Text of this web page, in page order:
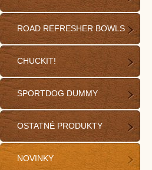
ROAD REFRESHER BOWLS
CHUCKIT!
SPORTDOG DUMMY
OSTATNÉ PRODUKTY
NOVINKY